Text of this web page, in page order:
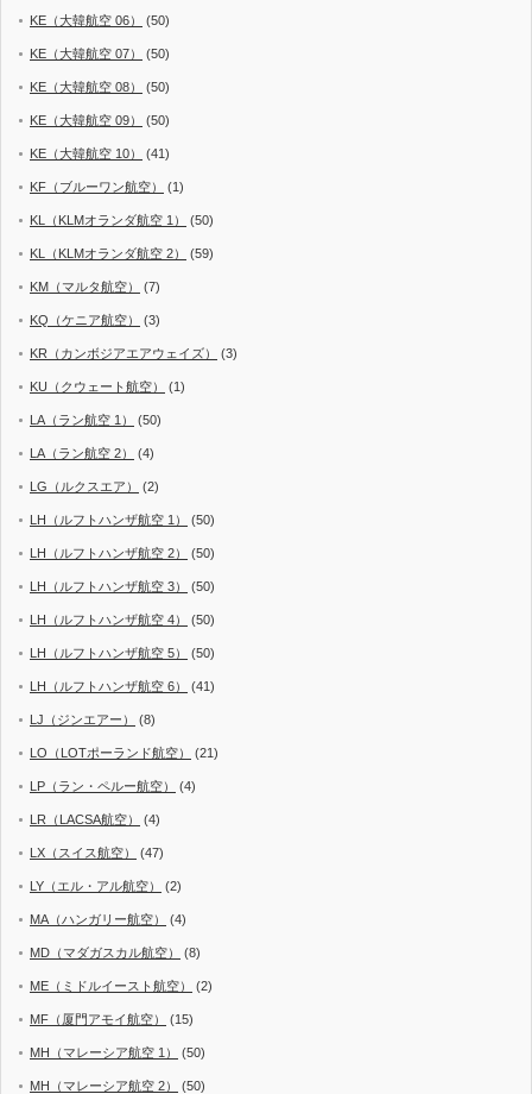
KE（大韓航空 06） (50)
KE（大韓航空 07） (50)
KE（大韓航空 08） (50)
KE（大韓航空 09） (50)
KE（大韓航空 10） (41)
KF（ブルーワン航空） (1)
KL（KLMオランダ航空 1） (50)
KL（KLMオランダ航空 2） (59)
KM（マルタ航空） (7)
KQ（ケニア航空） (3)
KR（カンボジアエアウェイズ） (3)
KU（クウェート航空） (1)
LA（ラン航空 1） (50)
LA（ラン航空 2） (4)
LG（ルクスエア） (2)
LH（ルフトハンザ航空 1） (50)
LH（ルフトハンザ航空 2） (50)
LH（ルフトハンザ航空 3） (50)
LH（ルフトハンザ航空 4） (50)
LH（ルフトハンザ航空 5） (50)
LH（ルフトハンザ航空 6） (41)
LJ（ジンエアー） (8)
LO（LOTポーランド航空） (21)
LP（ラン・ペルー航空） (4)
LR（LACSA航空） (4)
LX（スイス航空） (47)
LY（エル・アル航空） (2)
MA（ハンガリー航空） (4)
MD（マダガスカル航空） (8)
ME（ミドルイースト航空） (2)
MF（厦門アモイ航空） (15)
MH（マレーシア航空 1） (50)
MH（マレーシア航空 2） (50)